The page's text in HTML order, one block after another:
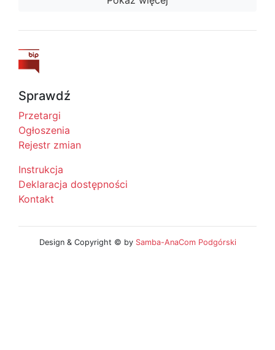
Sprawdź
Przetargi
Ogłoszenia
Rejestr zmian
Instrukcja
Deklaracja dostępności
Kontakt
Design & Copyright © by Samba-AnaCom Podgórski